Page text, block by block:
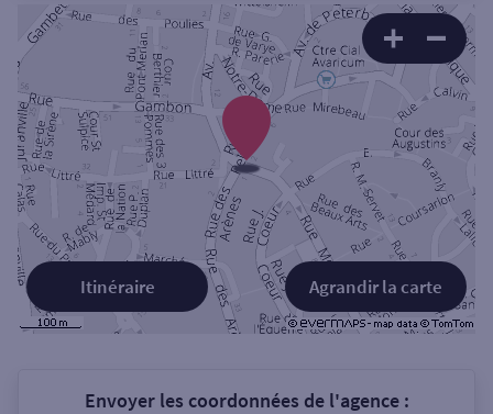
Agrandir la carte
Itinéraire
Envoyer les coordonnées de l'agence :